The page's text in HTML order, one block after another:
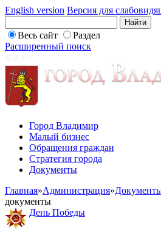
English version Версия для
Весь сайт
Раздел
Расширенный поиск
Город Владимир
Малый бизнес
Обращения граждан
Стратегия города
Документы
Главная»Администрация»
документы
День Победы